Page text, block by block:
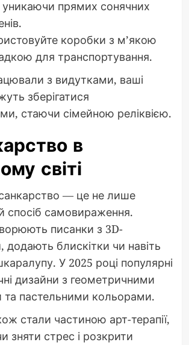
уникаючи прямих сонячних
коробки з м’якою
для транспортування.
з видутками, ваші
зберігатися
стаючи сімейною реліквією.
в
світі
— це не лише
спосіб самовираження.
писанки з 3D-
додають блискітки чи навіть
У 2025 році популярні
дизайни з геометричними
та пастельними кольорами.
стали частиною арт-терапії,
зняти стрес і розкрити